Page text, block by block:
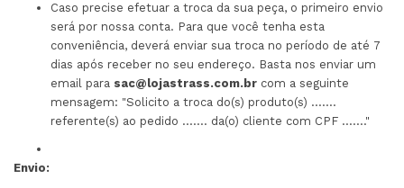
Caso precise efetuar a troca da sua peça, o primeiro envio
será por nossa conta. Para que você tenha esta
conveniência, deverá enviar sua troca no período de até 7
dias após receber no seu endereço. Basta nos enviar um
email para sac@lojastrass.com.br com a seguinte
mensagem: "Solicito a troca do(s) produto(s) .......
referente(s) ao pedido ....... da(o) cliente com CPF ......."
Envio: